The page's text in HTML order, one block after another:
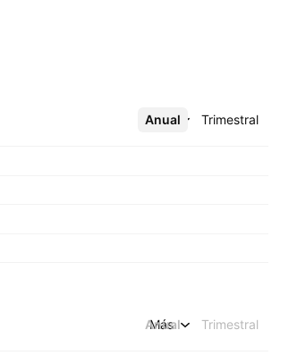
Anual Trimestral
Más
Anual Trimestral
Más